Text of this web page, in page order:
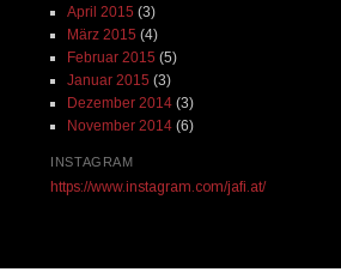
April 2015 (3)
März 2015 (4)
Februar 2015 (5)
Januar 2015 (3)
Dezember 2014(3)
November 2014(6)
INSTAGRAM
https://www.instagram.com/jafi.at/